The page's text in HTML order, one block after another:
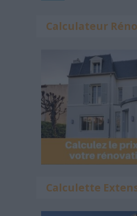
Calculateur
Calculette